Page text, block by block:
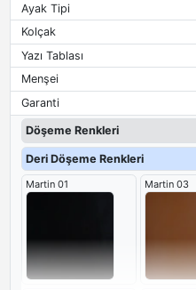
Ayak Tipi
Kolçak
Yazı Tablası
Menşei
Garanti
Döşeme Renkleri
Deri Döşeme Renkleri
Martin 01 Martin 03